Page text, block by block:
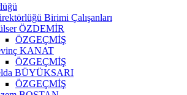
Birimi Çalışanları
ÖZDEMİR
ÖZGEÇMİŞ
KANAT
ÖZGEÇMİŞ
BÜYÜKSARI
ÖZGEÇMİŞ